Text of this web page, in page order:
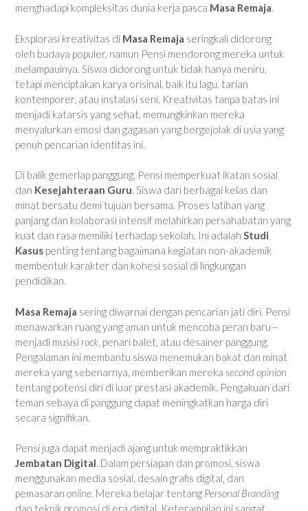
menghadapi kompleksitas dunia kerja pasca Masa Remaja.
Eksplorasi kreativitas di Masa Remaja seringkali didorong
oleh budaya populer, namun Pensi mendorong mereka untuk
melampauinya. Siswa didorong untuk tidak hanya meniru,
tetapi menciptakan karya orisinal, baik itu lagu, tarian
kontemporer, atau instalasi seni. Kreativitas tanpa batas ini
menjadi katarsis yang sehat, memungkinkan mereka
menyalurkan emosi dan gagasan yang bergejolak di usia yang
penuh pencarian identitas ini.
Di balik gemerlap panggung, Pensi memperkuat ikatan sosial
dan Kesejahteraan Guru. Siswa dari berbagai kelas dan
minat bersatu demi tujuan bersama. Proses latihan yang
panjang dan kolaborasi intensif melahirkan persahabatan yang
kuat dan rasa memiliki terhadap sekolah. Ini adalah Studi
Kasus penting tentang bagaimana kegiatan non-akademik
membentuk karakter dan kohesi sosial di lingkungan
pendidikan.
Masa Remaja sering diwarnai dengan pencarian jati diri. Pensi
menawarkan ruang yang aman untuk mencoba peran baru—
menjadi musisi rock, penari balet, atau desainer panggung.
Pengalaman ini membantu siswa menemukan bakat dan minat
mereka yang sebenarnya, memberikan mereka second opinion
tentang potensi diri di luar prestasi akademik. Pengakuan dari
teman sebaya di panggung dapat meningkatkan harga diri
secara signifikan.
Pensi juga dapat menjadi ajang untuk mempraktikkan
Jembatan Digital. Dalam persiapan dan promosi, siswa
menggunakan media sosial, desain grafis digital, dan
pemasaran online. Mereka belajar tentang Personal Branding
dan teknik promosi di era digital. Keterampilan ini sangat